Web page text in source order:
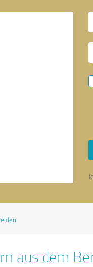
aus dem